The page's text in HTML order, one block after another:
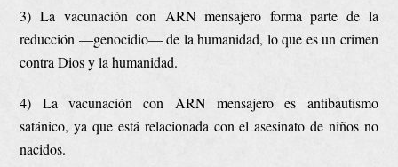
3) La vacunación con ARN mensajero forma parte de la
reducción —genocidio— de la humanidad, lo que es un crimen
contra Dios y la humanidad.
4) La vacunación con ARN mensajero es antibautismo
satánico, ya que está relacionada con el asesinato de niños no
nacidos.